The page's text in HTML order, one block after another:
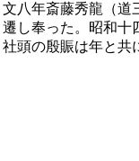
文八年斎藤秀龍（道
遷し奉った。昭和十
社頭の殷賑は年と共